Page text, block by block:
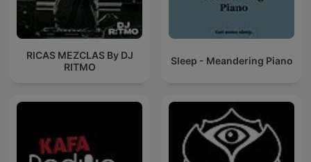
RICAS MEZCLAS By DJ
RITMO
Sleep - Meandering Piano